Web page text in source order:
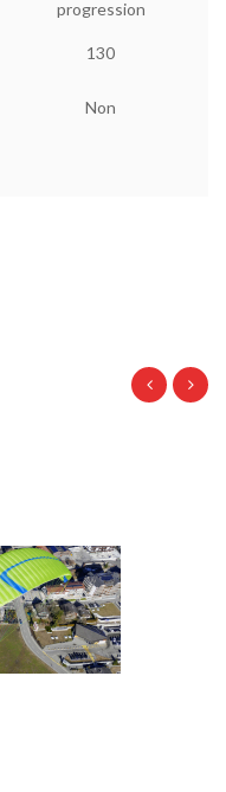
progression
130
Non